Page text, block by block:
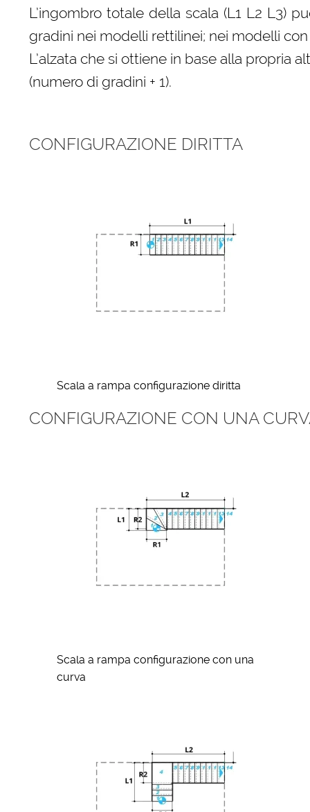
L’ingombro totale della scala (L1 L2 L3)
gradini nei modelli rettilinei; nei modelli
L’alzata che si ottiene in base alla
(numero di gradini + 1).
CONFIGURAZIONE DIRITTA
Scala a rampa configurazione diritta
CONFIGURAZIONE CON UNA
Scala a rampa configurazione con una
curva